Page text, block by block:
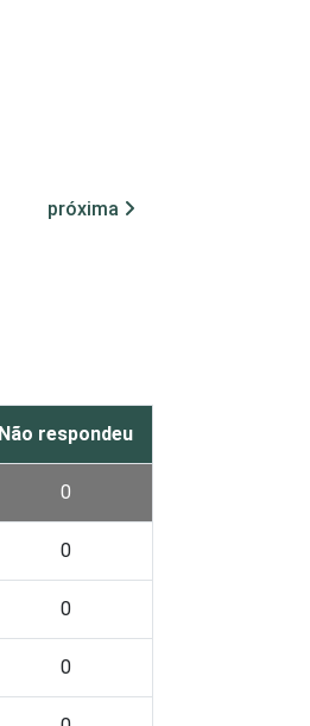
próxima
Não respondeu
0
0
0
0